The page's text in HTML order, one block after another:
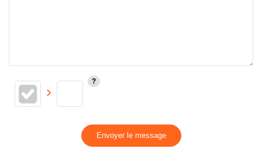
Envoyer le message